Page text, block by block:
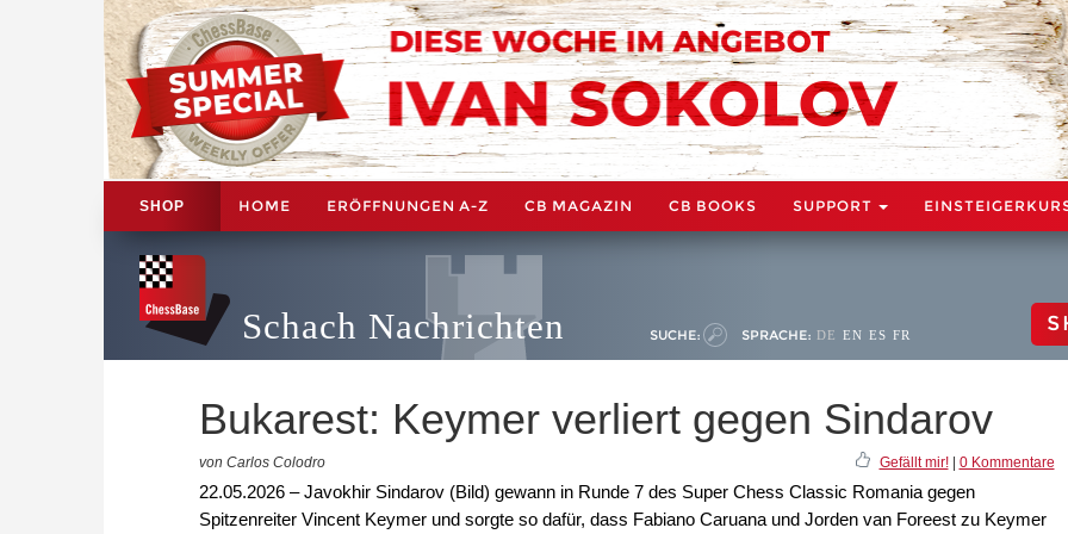
SHOP HOME ERÖFFNUNGEN A-Z CB MAGAZIN CB BOOKS SUPPORT
Schach Nachrichten SUCHE: SPRACHE: DE EN ES FR
Bukarest: Keymer verliert gegen Sindarov
von Carlos Colodro Gefällt mir!| 0 Kommentare
22.05.2026 – Javokhir Sindarov (Bild) gewann in Runde 7 des Super Chess Classic Romania gegen
Spitzenreiter Vincent Keymer und sorgte so dafür, dass Fabiano Caruana und Jorden van Foreest zu Keymer